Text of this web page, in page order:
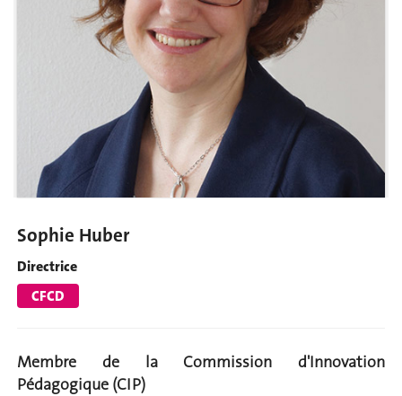
Sophie Huber
Directrice
CFCD
Membre de la Commission d'Innovation
Pédagogique (CIP)